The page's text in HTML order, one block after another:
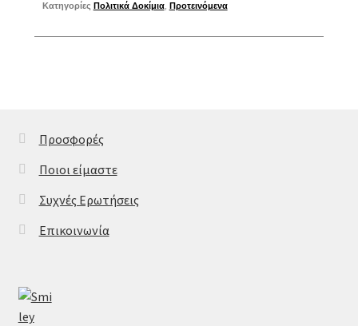
Κατηγορίες Πολιτικά Δοκίμια, Προτεινόμενα
Προσφορές
Ποιοι είμαστε
Συχνές Ερωτήσεις
Επικοινωνία